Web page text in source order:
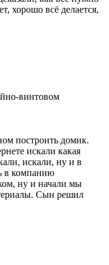
хорошо всё делается,
винтовом
построить домик.
искали какая
искали, ну и в
в компанию
ну и начали мы
Сын решил